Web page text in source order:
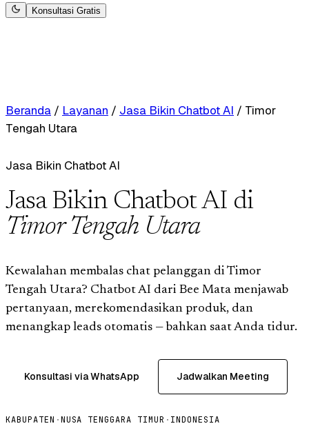
Konsultasi Gratis
Beranda / Layanan / Jasa Bikin Chatbot AI / Timor
Tengah Utara
Jasa Bikin Chatbot AI
Jasa Bikin Chatbot AI di
Timor Tengah Utara
Kewalahan membalas chat pelanggan di Timor
Tengah Utara? Chatbot AI dari Bee Mata menjawab
pertanyaan, merekomendasikan produk, dan
menangkap leads otomatis — bahkan saat Anda tidur.
Konsultasi via WhatsApp Jadwalkan Meeting
KABUPATEN ·NUSA TENGGARA TIMUR · INDONESIA